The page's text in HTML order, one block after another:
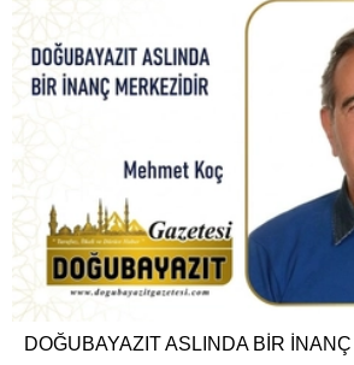
DOĞUBAYAZIT ASLINDA BİR